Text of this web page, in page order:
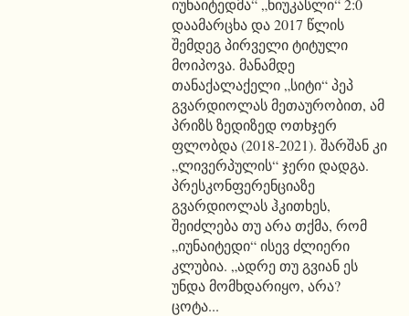
იუნაიტედმა“ „ნიუკასლი“ 2:0
დაამარცხა და 2017 წლის
შემდეგ პირველი ტიტული
მოიპოვა. მანამდე
თანაქალაქელი „სიტი“ პეპ
გვარდიოლას მეთაურობით, ამ
პრიზს ზედიზედ ოთხჯერ
ფლობდა (2018-2021). შარშან კი
„ლივერპულის“ ჯერი დადგა.
პრესკონფერენციაზე
გვარდიოლას ჰკითხეს,
შეიძლება თუ არა თქმა, რომ
„იუნაიტედი“ ისევ ძლიერი
კლუბია. „ადრე თუ გვიან ეს
უნდა მომხდარიყო, არა?
ცოტა...